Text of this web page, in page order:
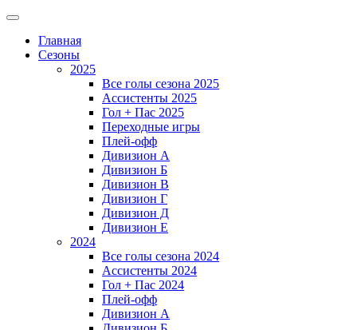
Главная
Сезоны
2025
Все голы сезона 2025
Ассистенты 2025
Гол + Пас 2025
Переходные игры
Плей-офф
Дивизион A
Дивизион Б
Дивизион В
Дивизион Г
Дивизион Д
Дивизион Е
2024
Все голы сезона 2024
Ассистенты 2024
Гол + Пас 2024
Плей-офф
Дивизион A